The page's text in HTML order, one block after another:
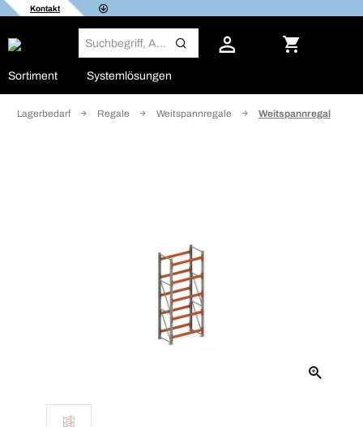
Kontakt
Sortiment Systemlösungen
Lagerbedarf Regale Weitspannregale Weitspannregal